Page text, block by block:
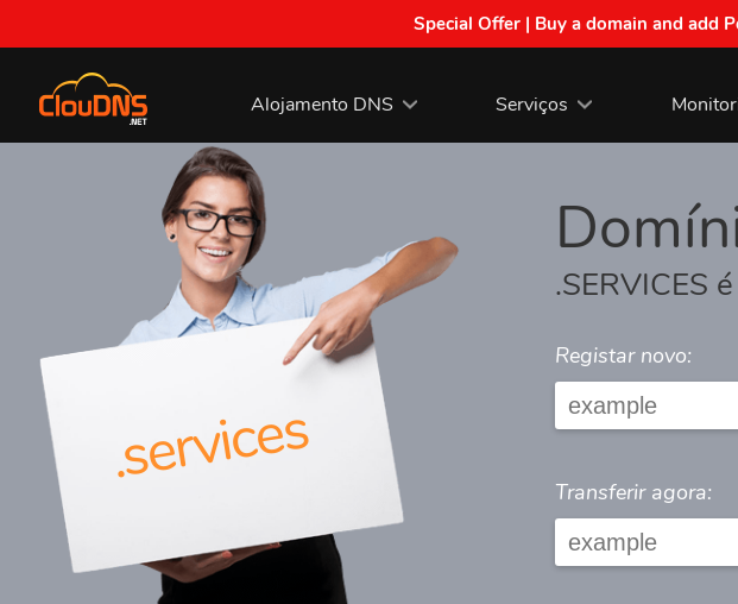
Special Offer | Buy a domain and add
Alojamento DNS Serviços
.services
.SERVICES
Registar novo:
Transferir agora: